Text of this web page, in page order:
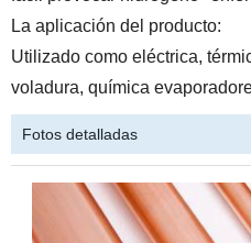
La aplicación del producto:
Utilizado como eléctrica,
voladura, química
Fotos detalladas